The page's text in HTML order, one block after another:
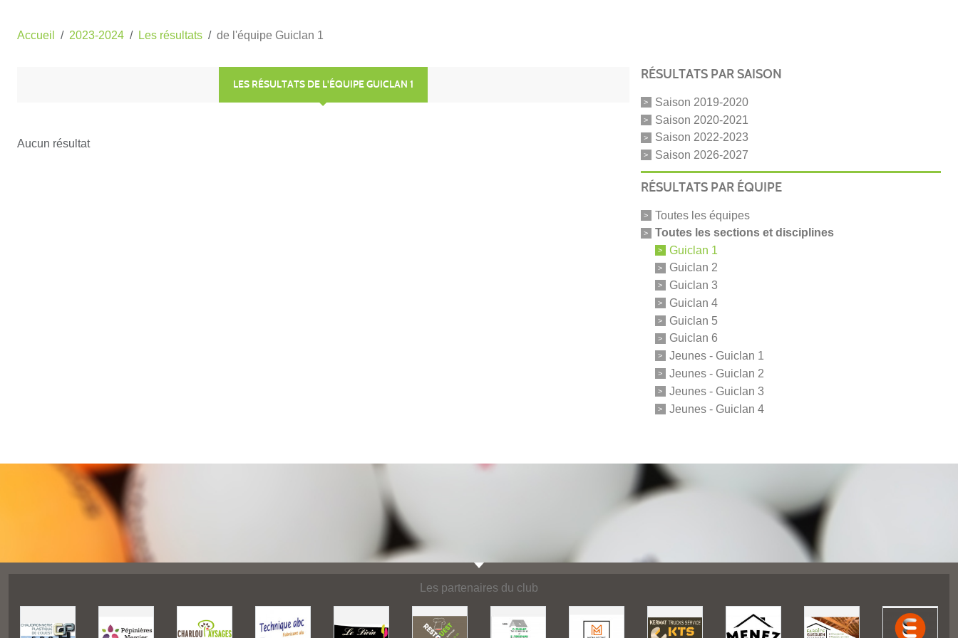
Accueil 2023-2024 Les résultats de l'équipe Guiclan 1
LES RÉSULTATS DE L'ÉQUIPE GUICLAN 1
Aucun résultat
RÉSULTATS PAR SAISON
Saison 2019-2020
Saison 2020-2021
Saison 2022-2023
Saison 2026-2027
RÉSULTATS PAR ÉQUIPE
Toutes les équipes
Toutes les sections et disciplines
Guiclan 1
Guiclan 2
Guiclan 3
Guiclan 4
Guiclan 5
Guiclan 6
Jeunes - Guiclan 1
Jeunes - Guiclan 2
Jeunes - Guiclan 3
Jeunes - Guiclan 4
Les partenaires du club